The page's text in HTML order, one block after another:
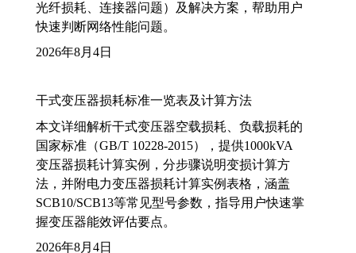
光纤损耗、连接器问题）及解决方案，帮助用户
快速判断网络性能问题。
2026年8月4日
干式变压器损耗标准一览表及计算方法
本文详细解析干式变压器空载损耗、负载损耗的
国家标准（GB/T 10228-2015），提供1000kVA
变压器损耗计算实例，分步骤说明变损计算方
法，并附电力变压器损耗计算实例表格，涵盖
SCB10/SCB13等常见型号参数，指导用户快速掌
握变压器能效评估要点。
2026年8月4日